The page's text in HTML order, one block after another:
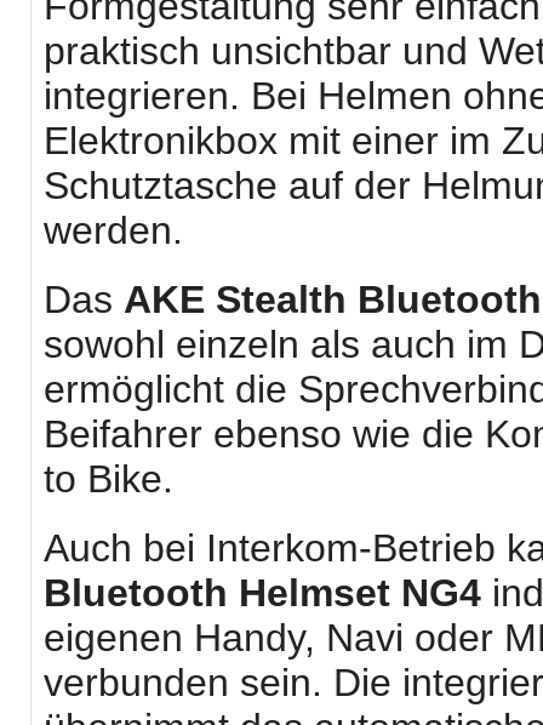
praktisch unsichtbar und
integrieren. Bei Helmen
Elektronikbox mit einer im
Schutztasche auf der
werden.
Das AKE Stealth
sowohl einzeln als auch im
ermöglicht die
Beifahrer ebenso wie die
to Bike.
Auch bei Interkom-Betrieb
Bluetooth Helmset NG4
eigenen Handy, Navi oder
verbunden sein. Die